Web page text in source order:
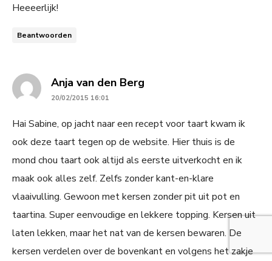
Heeeerlijk!
Beantwoorden
Anja van den Berg
20/02/2015 16:01
Hai Sabine, op jacht naar een recept voor taart kwam ik
ook deze taart tegen op de website. Hier thuis is de
mond chou taart ook altijd als eerste uitverkocht en ik
maak ook alles zelf. Zelfs zonder kant-en-klare
vlaaivulling. Gewoon met kersen zonder pit uit pot en
taartina. Super eenvoudige en lekkere topping. Kersen uit
laten lekken, maar het nat van de kersen bewaren. De
kersen verdelen over de bovenkant en volgens het zakje